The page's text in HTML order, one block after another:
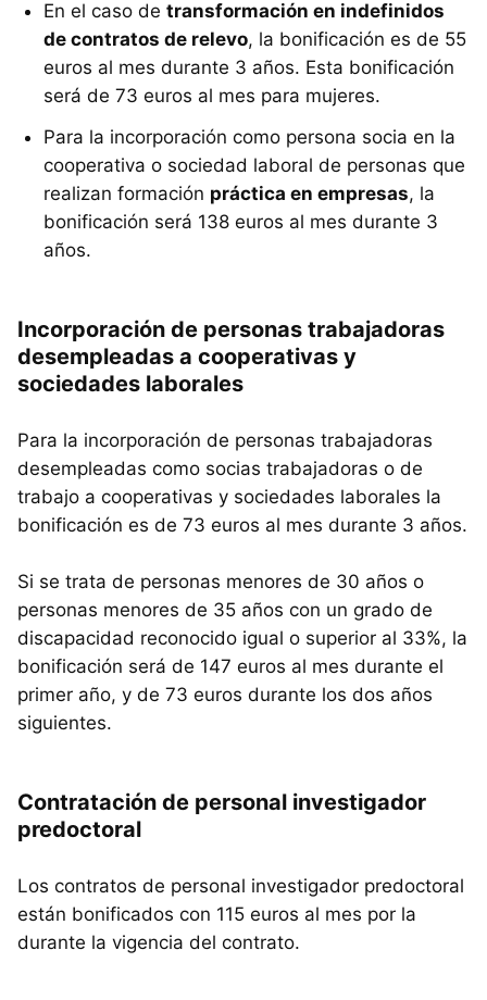
En el caso de transformación en indefinidos
de contratos de relevo, la bonificación es de 55
euros al mes durante 3 años. Esta bonificación
será de 73 euros al mes para mujeres.
Para la incorporación como persona socia en la
cooperativa o sociedad laboral de personas que
realizan formación práctica en empresas, la
bonificación será 138 euros al mes durante 3
años.
Incorporación de personas trabajadoras
desempleadas a cooperativas y
sociedades laborales
Para la incorporación de personas trabajadoras
desempleadas como socias trabajadoras o de
trabajo a cooperativas y sociedades laborales la
bonificación es de 73 euros al mes durante 3 años.
Si se trata de personas menores de 30 años o
personas menores de 35 años con un grado de
discapacidad reconocido igual o superior al 33%, la
bonificación será de 147 euros al mes durante el
primer año, y de 73 euros durante los dos años
siguientes.
Contratación de personal investigador
predoctoral
Los contratos de personal investigador predoctoral
están bonificados con 115 euros al mes por la
durante la vigencia del contrato.